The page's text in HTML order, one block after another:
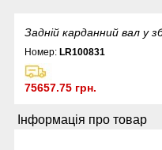
Задній карданний вал у
Номер:LR100831
75657.75 грн.
Інформація про товар